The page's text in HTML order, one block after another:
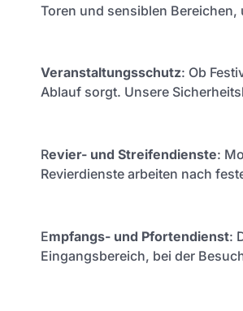
Toren und sensiblen
Veranstaltungsschutz: Ob
Ablauf sorgt. Unsere
Revier- und Streifendienste:
Revierdienste arbeiten nach
Empfangs- und Pfortendienst:
Eingangsbereich, bei der